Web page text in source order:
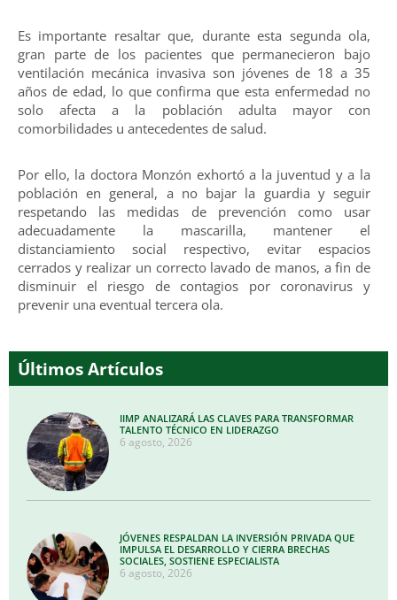
Es importante resaltar que, durante esta segunda ola,
gran parte de los pacientes que permanecieron bajo
ventilación mecánica invasiva son jóvenes de 18 a 35
años de edad, lo que confirma que esta enfermedad no
solo afecta a la población adulta mayor con
comorbilidades u antecedentes de salud.
Por ello, la doctora Monzón exhortó a la juventud y a la
población en general, a no bajar la guardia y seguir
respetando las medidas de prevención como usar
adecuadamente la mascarilla, mantener el
distanciamiento social respectivo, evitar espacios
cerrados y realizar un correcto lavado de manos, a fin de
disminuir el riesgo de contagios por coronavirus y
prevenir una eventual tercera ola.
Últimos Artículos
IIMP ANALIZARÁ LAS CLAVES PARA TRANSFORMAR
TALENTO TÉCNICO EN LIDERAZGO
6 agosto, 2026
JÓVENES RESPALDAN LA INVERSIÓN PRIVADA QUE
IMPULSA EL DESARROLLO Y CIERRA BRECHAS
SOCIALES, SOSTIENE ESPECIALISTA
6 agosto, 2026